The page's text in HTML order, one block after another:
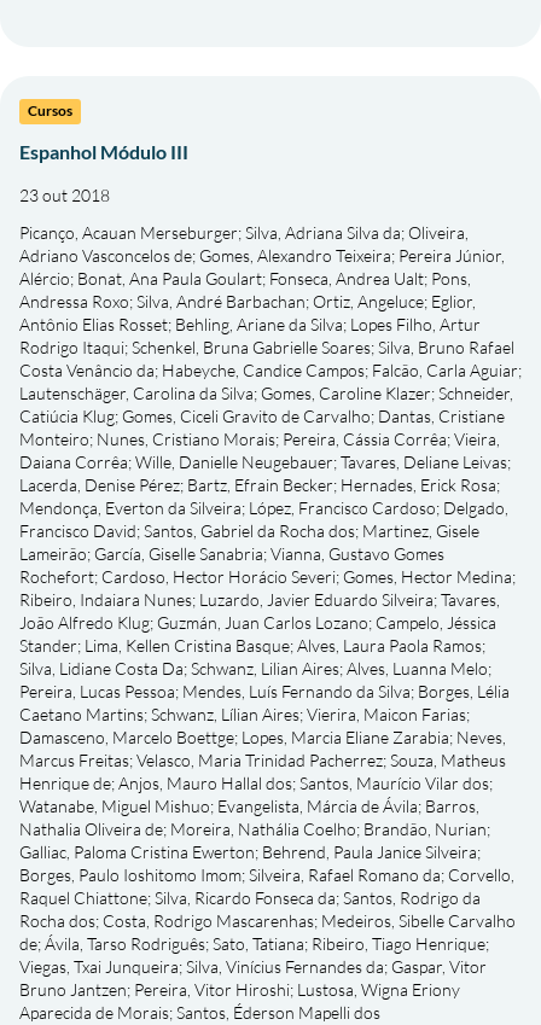
Cursos
Espanhol Módulo III
23 out 2018
Picanço, Acauan Merseburger;Silva, Adriana Silva da;Oliveira,
Adriano Vasconcelos de; Gomes, Alexandro Teixeira; Pereira Júnior,
Alércio; Bonat, Ana Paula Goulart; Fonseca, Andrea Ualt; Pons,
Andressa Roxo;Silva, André Barbachan;Ortiz, Angeluce; Eglior,
Antônio Elias Rosset; Behling, Ariane da Silva; Lopes Filho, Artur
Rodrigo Itaqui;Schenkel, Bruna Gabrielle Soares;Silva, Bruno Rafael
Costa Venâncio da; Habeyche, Candice Campos; Falcão, Carla Aguiar;
Lautenschäger, Carolina da Silva; Gomes, Caroline Klazer;Schneider,
Catiúcia Klug; Gomes, Ciceli Gravito de Carvalho; Dantas, Cristiane
Monteiro; Nunes, Cristiano Morais; Pereira, Cássia Corrêa;Vieira,
Daiana Corrêa;Wille, Danielle Neugebauer;Tavares, Deliane Leivas;
Lacerda, Denise Pérez; Bartz, Efrain Becker; Hernades, Erick Rosa;
Mendonça, Everton da Silveira; López, Francisco Cardoso; Delgado,
Francisco David;Santos, Gabriel da Rocha dos; Martinez, Gisele
Lameirão; García, Giselle Sanabria;Vianna, Gustavo Gomes
Rochefort; Cardoso, Hector Horácio Severi; Gomes, Hector Medina;
Ribeiro, Indaiara Nunes; Luzardo, Javier Eduardo Silveira;Tavares,
João Alfredo Klug; Guzmán, Juan Carlos Lozano; Campelo, Jéssica
Stander; Lima, Kellen Cristina Basque;Alves, Laura Paola Ramos;
Silva, Lidiane Costa Da;Schwanz, Lilian Aires;Alves, Luanna Melo;
Pereira, Lucas Pessoa; Mendes, Luís Fernando da Silva; Borges, Lélia
Caetano Martins;Schwanz, Lílian Aires;Vierira, Maicon Farias;
Damasceno, Marcelo Boettge; Lopes, Marcia Eliane Zarabia; Neves,
Marcus Freitas;Velasco, Maria Trinidad Pacherrez;Souza, Matheus
Henrique de;Anjos, Mauro Hallal dos;Santos, Maurício Vilar dos;
Watanabe, Miguel Mishuo; Evangelista, Márcia de Ávila; Barros,
Nathalia Oliveira de; Moreira, Nathália Coelho; Brandão, Nurian;
Galliac, Paloma Cristina Ewerton; Behrend, Paula Janice Silveira;
Borges, Paulo Ioshitomo Imom;Silveira, Rafael Romano da; Corvello,
Raquel Chiattone;Silva, Ricardo Fonseca da;Santos, Rodrigo da
Rocha dos; Costa, Rodrigo Mascarenhas; Medeiros, Sibelle Carvalho
de;Ávila, Tarso Rodriguês;Sato, Tatiana; Ribeiro, Tiago Henrique;
Viegas, Txai Junqueira;Silva, Vinícius Fernandes da; Gaspar, Vitor
Bruno Jantzen; Pereira, Vitor Hiroshi; Lustosa, Wigna Eriony
Aparecida de Morais;Santos, Éderson Mapelli dos